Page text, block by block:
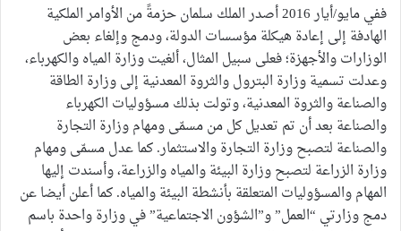
ففي مايو/أيار 2016 أصدر الملك سلمان حزمةً من الأوامر الملكية
الهادفة إلى إعادة هيكلة مؤسسات الدولة، ودمج وإلغاء بعض
الوزارات والأجهزة؛ فعلى سبيل المثال، ألغيت وزارة المياه والكهرباء،
وعدلت تسمية وزارة البترول والثروة المعدنية إلى وزارة الطاقة
والصناعة والثروة المعدنية، وتولت بذلك مسؤوليات الكهرباء
والصناعة بعد أن تم تعديل كل من مسمّى ومهام وزارة التجارة
والصناعة لتصبح وزارة التجارة والاستثمار. كما عدل مسمّى ومهام
وزارة الزراعة لتصبح وزارة البيئة والمياه والزراعة، وأسندت إليها
المهام والمسؤوليات المتعلقة بأنشطة البيئة والمياه. كما أعلن أيضا عن
دمج وزارتي “العمل” و”الشؤون الاجتماعية” في وزارة واحدة باسم